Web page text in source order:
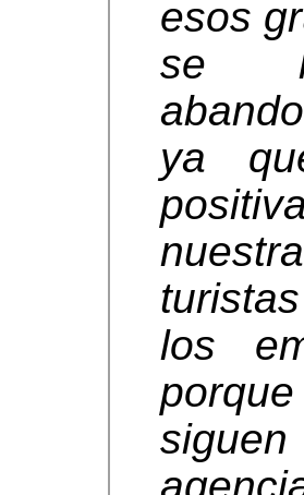
esos
se
ya
los